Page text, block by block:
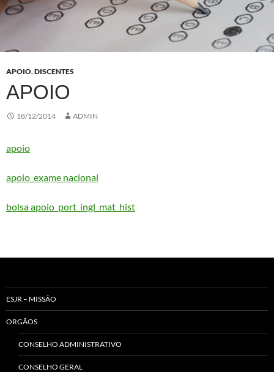
APOIO,DISCENTES
APOIO
18/12/2014 ADMIN
apoio
apoio_exame nacional
bolsa apoio_port_ingl_mat_hist
ESJR – MISSÃO
ORGÃOS
CONSELHO ADMINISTRATIVO
CONSELHO GERAL